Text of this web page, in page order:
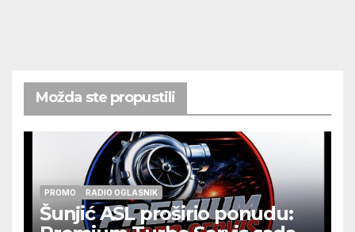
Možda ste propustili
PROMO RADIO OGLASNIK
Šunjić ASL proširio ponudu: